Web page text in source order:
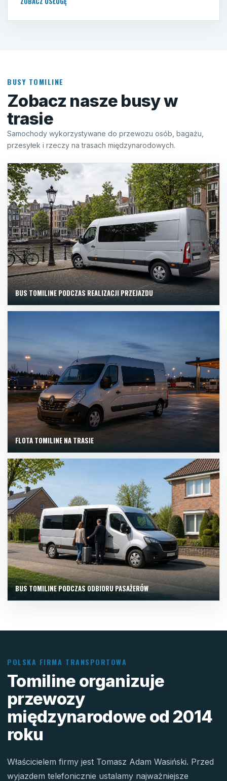
BUSY TOMILINE
Zobacz nasze busy w
trasie
Samochody wykorzystywane do przewozu osób, bagażu,
przesyłek i rzeczy na trasach międzynarodowych.
BUS TOMILINE PODCZAS REALIZACJI PRZEJAZDU
FLOTA TOMILINE NA TRASIE
BUS TOMILINE PODCZAS ODBIORU PASAŻERÓW
POLSKA FIRMA TRANSPORTOWA
Tomiline organizuje
przewozy
międzynarodowe od 2014
roku
Właścicielem firmy jest Tomasz Adam Wasiński. Przed
wyjazdem telefonicznie ustalamy najważniejsze